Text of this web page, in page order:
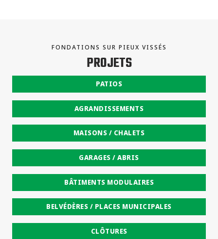
FONDATIONS SUR PIEUX VISSÉS
PROJETS
PATIOS
AGRANDISSEMENTS
MAISONS / CHALETS
GARAGES / ABRIS
BÂTIMENTS MODULAIRES
BELVÉDÈRES / PLACES MUNICIPALES
CLÔTURES